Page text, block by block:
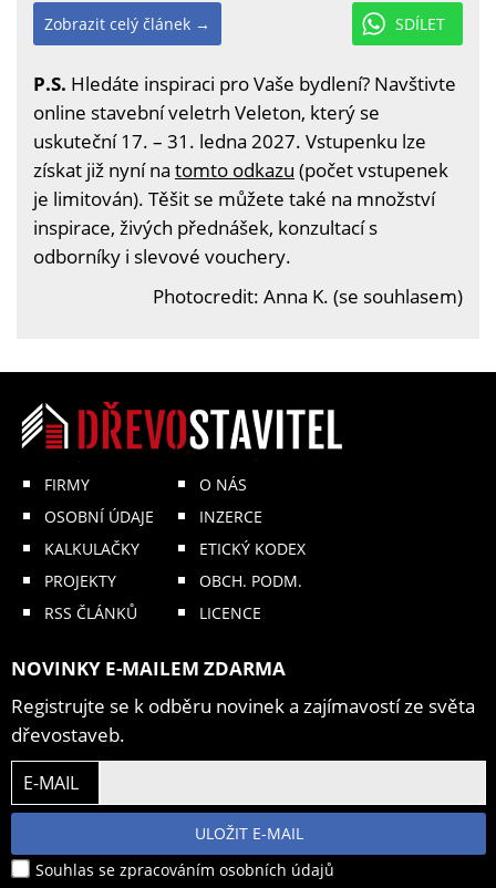
SDÍLET
Zobrazit celý článek →
P.S. Hledáte inspiraci pro Vaše bydlení? Navštivte
online stavební veletrh Veleton, který se
uskuteční 17. – 31. ledna 2027. Vstupenku lze
získat již nyní na tomto odkazu (počet vstupenek
je limitován). Těšit se můžete také na množství
inspirace, živých přednášek, konzultací s
odborníky i slevové vouchery.
Photocredit: Anna K. (se souhlasem)
FIRMY
OSOBNÍ ÚDAJE
KALKULAČKY
PROJEKTY
RSS ČLÁNKŮ
O NÁS
INZERCE
ETICKÝ KODEX
OBCH. PODM.
LICENCE
NOVINKY E-MAILEM ZDARMA
Registrujte se k odběru novinek a zajímavostí ze světa
dřevostaveb.
E-MAIL
ULOŽIT E-MAIL
Souhlas se zpracováním osobních údajů